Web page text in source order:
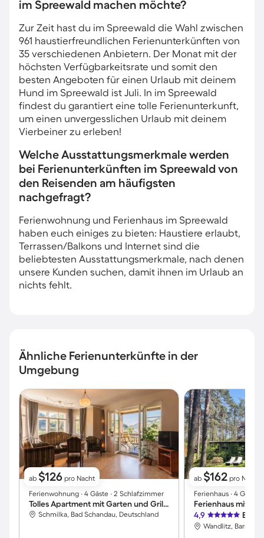
im Spreewald machen möchte?
Zur Zeit hast du im Spreewald die Wahl zwischen
961 haustierfreundlichen Ferienunterkünften von
35 verschiedenen Anbietern. Der Monat mit der
höchsten Verfügbarkeitsrate und somit den
besten Angeboten für einen Urlaub mit deinem
Hund im Spreewald ist Juli. In im Spreewald
findest du garantiert eine tolle Ferienunterkunft,
um einen unvergesslichen Urlaub mit deinem
Vierbeiner zu erleben!
Welche Ausstattungsmerkmale werden
bei Ferienunterkünften im Spreewald von
den Reisenden am häufigsten
nachgefragt?
Ferienwohnung und Ferienhaus im Spreewald
haben euch einiges zu bieten: Haustiere erlaubt,
Terrassen/Balkons und Internet sind die
beliebtesten Ausstattungsmerkmale, nach denen
unsere Kunden suchen, damit ihnen im Urlaub an
nichts fehlt.
Ähnliche Ferienunterkünfte in der
Umgebung
ab $126 pro Nacht
Ferienwohnung ∙ 4 Gäste ∙ 2 Schlafzimmer
Tolles Apartment mit Garten und Grill | Bergblick | Hunde erlaubt
Schmilka, Bad Schandau, Deutschland
ab $162 pro Nacht
Ferienhaus ∙ 4 Gäste
4,9
Wandlitz, Barnim,